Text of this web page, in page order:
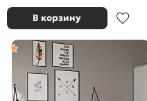
В корзину